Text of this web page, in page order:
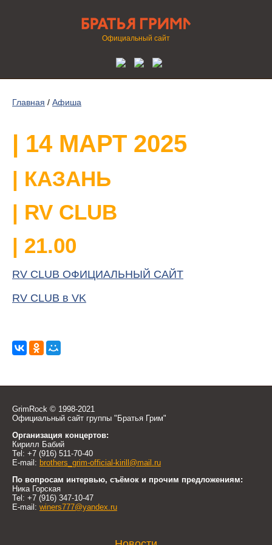
Официальный сайт
Главная / Афиша
| 14 МАРТ 2025
| КАЗАНЬ
| RV CLUB
| 21.00
RV CLUB ОФИЦИАЛЬНЫЙ САЙТ
RV CLUB в VK
GrimRock © 1998-2021
Официальный сайт группы "Братья Грим"
Организация концертов:
Кирилл Бабий
Tel: +7 (916) 511-70-40
E-mail: brothers_grim-official-kirill@mail.ru
По вопросам интервью, съёмок и прочим предложениям:
Ника Горская
Tel: +7 (916) 347-10-47
E-mail: winers777@yandex.ru